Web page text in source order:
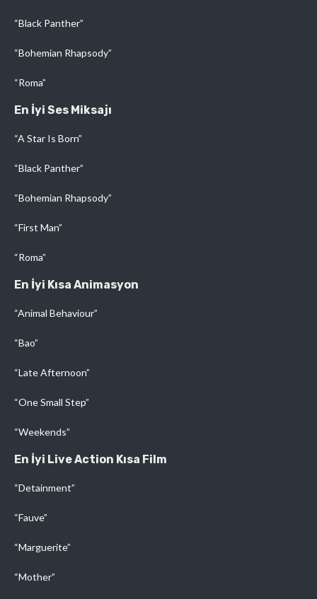
“Black Panther”
“Bohemian Rhapsody”
“Roma”
En İyi Ses Miksajı
“A Star Is Born”
“Black Panther”
“Bohemian Rhapsody”
“First Man”
“Roma”
En İyi Kısa Animasyon
“Animal Behaviour”
“Bao”
“Late Afternoon”
“One Small Step”
“Weekends”
En İyi Live Action Kısa Film
“Detainment”
“Fauve”
“Marguerite”
“Mother”